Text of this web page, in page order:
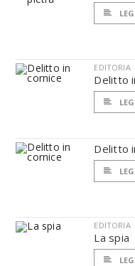
EDITORIA
Delitto
Delitto
EDITORIA
La spia